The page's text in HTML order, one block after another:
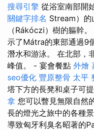
搜尋引擎 從浴室南部開
關鍵字排名 Stream）的
（Rákóczi）樹的軀幹。
示了Mátra的東部通過9
潛水和游泳。 在北部，
峰值。 - 宴會餐點 外燴
seo優化 豐原整骨 太平
塔下方的長凳和桌子可
拿 您可以瞥見無限自然
長的燈光之旅中的各種
導致匈牙利臭名昭著的